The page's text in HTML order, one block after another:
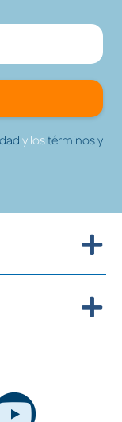
y lostérminos y